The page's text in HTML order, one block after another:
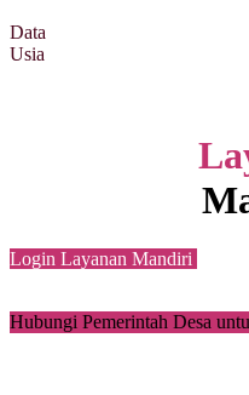
Data
Usia
Login Layanan Mandiri
Hubungi Pemerintah Desa